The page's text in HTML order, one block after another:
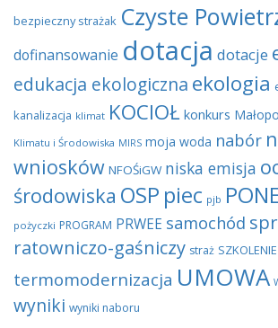
bezpieczny strażak Czyste
dofinansowanie dotacja dotacje
edukacja ekologiczna ekologia
kanalizacja klimat KOCIOŁ konkurs
Klimatu i Środowiska MIRS moja woda nabór
wniosków NFOŚiGW niska emisja
środowiska OSP piec pjb
pożyczki PROGRAM PRWEE samochód
ratowniczo-gaśniczy straż SZKOLENIE
termomodernizacja UMOWA
wyniki wyniki naboru